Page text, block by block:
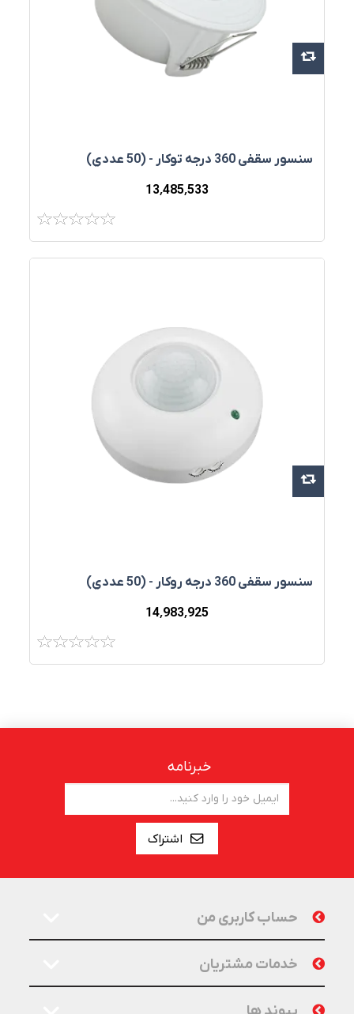
سنسور سقفي 360 درجه توکار - (50 عددي)
13٬485٬533
سنسور سقفي 360 درجه روکار - (50 عددي)
14٬983٬925
خبرنامه
اشتراک
حساب کاربری من
خدمات مشتریان